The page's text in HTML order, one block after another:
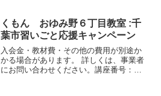
01-01事業者提供価格35,640円▶17,820円
利用...
くもん おゆみ野６丁目教室 :千
葉市習いごと応援キャンペーン
入会金・教材費・その他の費用が別途か
かる場合があります。 詳しくは、事業者
にお問い合わせください。講座番号：